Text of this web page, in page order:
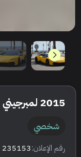
2015 لمبرجيني هوراكان ال بي 610-4
شخصي
رقم الإعلان:235153